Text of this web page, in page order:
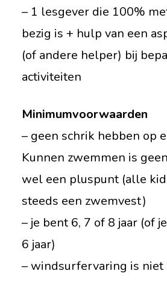
– 1 lesgever die 100%
bezig is + hulp van een
(of andere helper) bij
activiteiten
Minimumvoorwaarden
– geen schrik hebben op
Kunnen zwemmen is
wel een pluspunt (alle
steeds een zwemvest)
– je bent 6, 7 of 8 jaar (of
6 jaar)
– windsurfervaring is niet